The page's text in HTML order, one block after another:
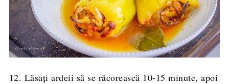
12. Lăsați ardeii să se răcorească 10-15 minute, apoi